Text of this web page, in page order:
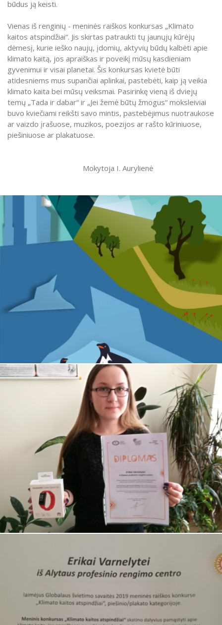
būdus ją keisti.
Vienas iš renginių - meninės raiškos konkursas „Klimato
kaitos atspindžiai“. Jis skirtas patraukti tų jaunųjų kūrėjų
dėmesį, kurie ieško naujų, įdomių, aktyvių būdų kalbėti apie
klimato kaitą, jos apraiškas ir poveikį mūsų kasdieniam
gyvenimui ir visai planetai. Šis konkursas kvietė būti
atidesniems mus supančiai aplinkai, pastebėti, kaip ją veikia
klimato kaita bei mūsų veiksmai. Pasirinkę vieną iš dviejų
temų „Tada ir dabar“ ir „Jei žemė būtų žmogus“ moksleiviai
buvo kviečiami reikšti savo mintis, pastebėjimus nuotraukose
ar vaizdo įrašuose, muzikos, poezijos ar rašto kūriniuose,
piešiniuose ar plakatuose.
Mokytoja I. Aurylienė